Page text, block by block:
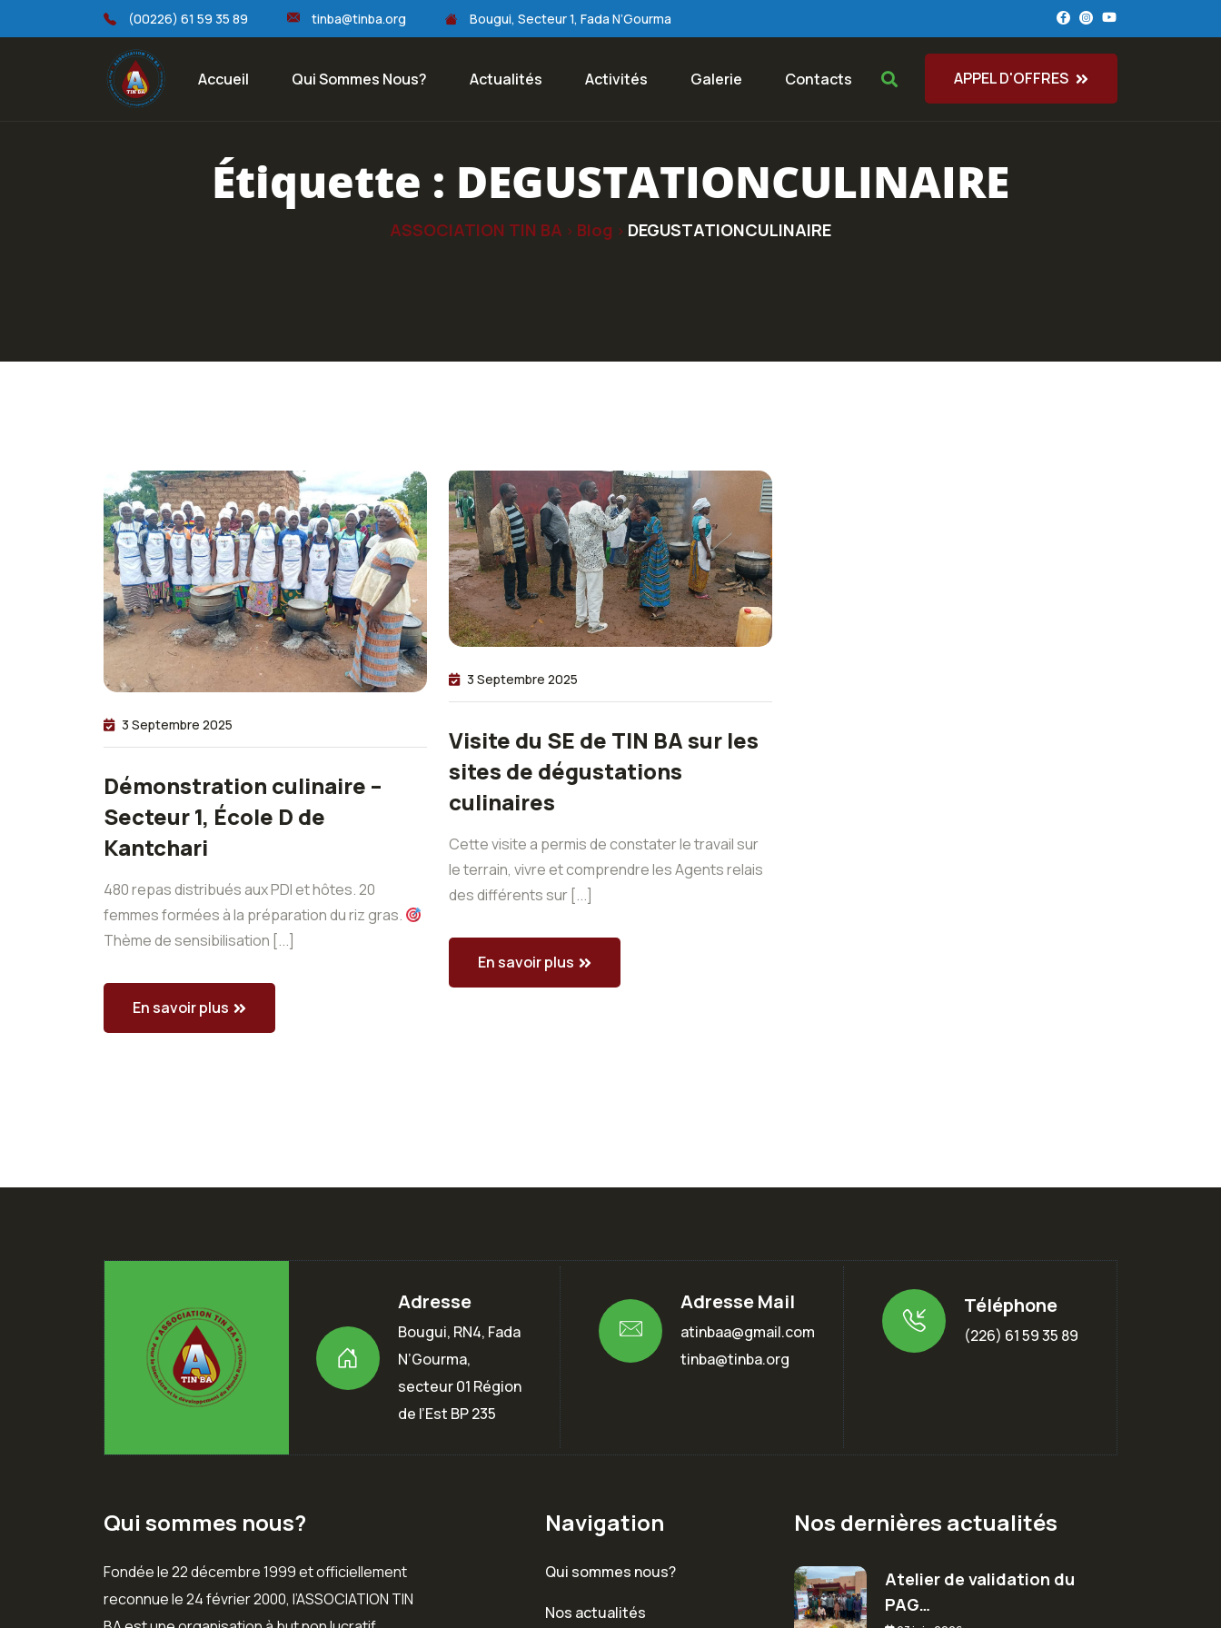
(00226) 61 59 35 89 tinba@tinba.org Bougui, Secteur 1, Fada N’Gourma
Accueil Qui Sommes Nous? Actualités Activités Galerie Contacts APPEL D'OFFRES
Étiquette : DEGUSTATIONCULINAIRE
ASSOCIATION TIN BA > Blog > DEGUSTATIONCULINAIRE
3 Septembre 2025
Démonstration culinaire –
Secteur 1, École D de
Kantchari
480 repas distribués aux PDI et hôtes. 20
femmes formées à la préparation du riz gras.
Thème de sensibilisation [...]
En savoir plus
3 Septembre 2025
Visite du SE de TIN BA sur les
sites de dégustations
culinaires
Cette visite a permis de constater le travail sur
le terrain, vivre et comprendre les Agents relais
des différents sur [...]
En savoir plus
Adresse
Bougui, RN4, Fada
N’Gourma,
secteur 01 Région
de l’Est BP 235
Adresse Mail
atinbaa@gmail.com
tinba@tinba.org
Téléphone
(226) 61 59 35 89
Qui sommes nous?
Fondée le 22 décembre 1999 et officiellement
reconnue le 24 février 2000, l’ASSOCIATION TIN
Navigation
Qui sommes nous?
Nos actualités
Nos dernières actualités
Atelier de validation du
PAG…